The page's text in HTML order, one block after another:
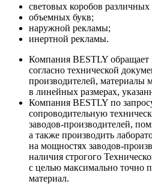
световых коробов
объемных букв;
наружной рекламы;
инертной рекламы.
Компания BESTLY
согласно технической
производителей, материалы
в линейных размерах,
Компания BESTLY по
сопроводительную
заводов-производителей,
а также производить
на мощностях заводов-
наличия строгого
с целью максимально точно
материал.